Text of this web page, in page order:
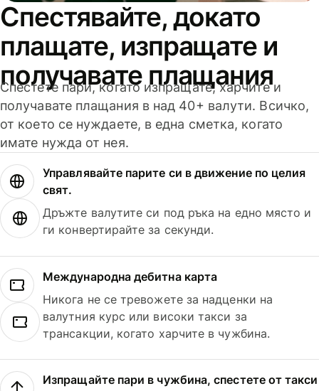
Спестявайте, докато
плащате, изпращате и
получавате плащания
Спестете пари, когато изпращате, харчите и
получавате плащания в над 40+ валути. Всичко,
от което се нуждаете, в една сметка, когато
имате нужда от нея.
Управлявайте парите си в движение по целия
свят.
Дръжте валутите си под ръка на едно място и
ги конвертирайте за секунди.
Международна дебитна карта
Никога не се тревожете за надценки на
валутния курс или високи такси за
трансакции, когато харчите в чужбина.
Изпращайте пари в чужбина, спестете от такси